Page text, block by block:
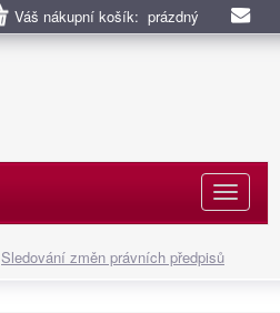
Váš nákupní košík: prázdný
Sledování změn právních předpisů